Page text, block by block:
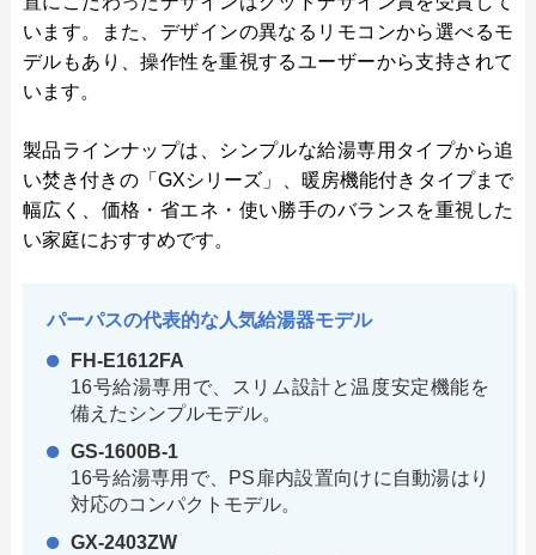
います。また、デザインの異なるリモコンから選べるモ
デルもあり、操作性を重視するユーザーから支持されて
います。
製品ラインナップは、シンプルな給湯専用タイプから追
い焚き付きの「GXシリーズ」、暖房機能付きタイプまで
幅広く、価格・省エネ・使い勝手のバランスを重視した
い家庭におすすめです。
パーパスの代表的な人気給湯器モデル
FH-E1612FA
16号給湯専用で、スリム設計と温度安定機能を
備えたシンプルモデル。
GS-1600B-1
16号給湯専用で、PS扉内設置向けに自動湯はり
対応のコンパクトモデル。
GX-2403ZW